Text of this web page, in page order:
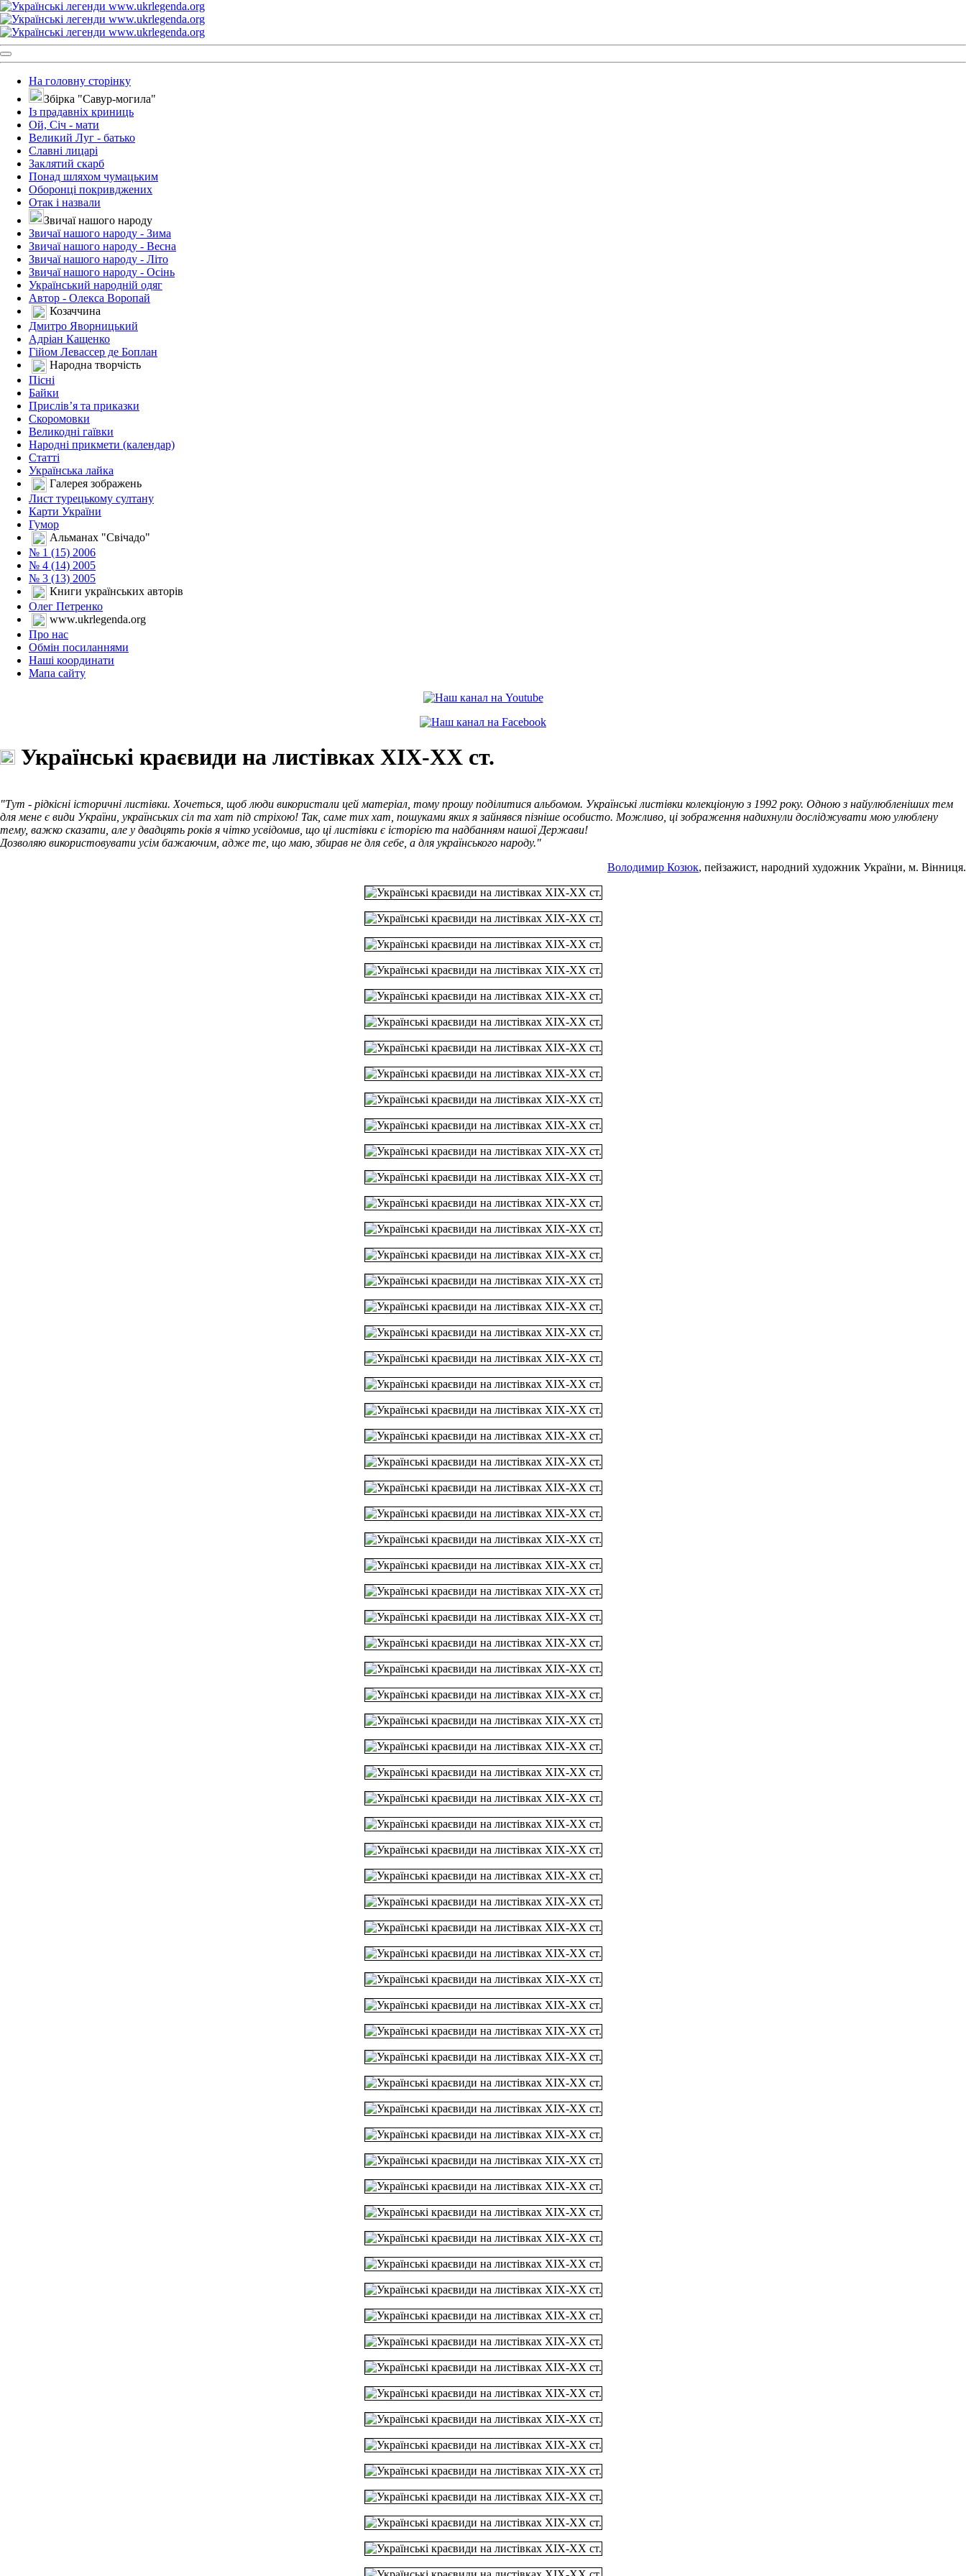
На головну сторінку
Збірка "Савур-могила"
Із прадавніх криниць
Ой, Січ - мати
Великий Луг - батько
Славні лицарі
Заклятий скарб
Понад шляхом чумацьким
Оборонці покривджених
Отак і назвали
Звичаї нашого народу
Звичаї нашого народу - Зима
Звичаї нашого народу - Весна
Звичаї нашого народу - Літо
Звичаї нашого народу - Осінь
Український народній одяг
Автор - Олекса Воропай
Козаччина
Дмитро Яворницький
Адріан Кащенко
Гійом Левассер де Боплан
Народна творчість
Пісні
Байки
Прислів’я та приказки
Скоромовки
Великодні гаївки
Народні прикмети (календар)
Статті
Українська лайка
Галерея зображень
Лист турецькому султану
Карти України
Гумор
Альманах "Свічадо"
№ 1 (15) 2006
№ 4 (14) 2005
№ 3 (13) 2005
Книги українських авторів
Олег Петренко
www.ukrlegenda.org
Про нас
Обмін посиланнями
Наші координати
Мапа сайту
Українські краєвиди на листівках XIX-XX ст.
"Тут - рідкісні історичні листівки. Хочеться, щоб люди використали цей матеріал, тому прошу поділитися альбомом. Українські листівки колекціоную з 1992 року. Одною з найулюбленіших тем
для мене є види України, українських сіл та хат під стріхою! Так, саме тих хат, пошуками яких я зайнявся пізніше особисто. Можливо, ці зображення надихнули досліджувати мою улюблену
тему, важко сказати, але у двадцять років я чітко усвідомив, що ці листівки є історією та надбанням нашої Держави!
Дозволяю використовувати усім бажаючим, адже те, що маю, збирав не для себе, а для українського народу."
Володимир Козюк, пейзажист, народний художник України, м. Вінниця.